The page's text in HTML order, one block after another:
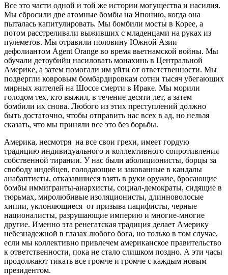
Все это части одной и той же истории могущества и насилия.
Мы сбросили две атомные бомбы на Японию, когда она
пыталась капитулировать. Мы бомбили мосты в Корее, а
потом расстреливали выживших с младенцами на руках из
пулеметов. Мы отравили половину Южной Азии
дефолиантом Agent Orange во время вьетнамской войны. Мы
обучали детоубийц насиловать монахинь в Центральной
Америке, а затем помогали им уйти от ответственности. Мы
подвергли ковровым бомбардировкам сотни тысяч убегающих
мирных жителей на Шоссе смерти в Ираке. Мы морили
голодом тех, кто выжил, в течение десяти лет, а затем
бомбили их снова. Любого из этих преступлений должно
быть достаточно, чтобы отправить нас всех в ад, но нельзя
сказать, что мы приняли все это без борьбы.
Америка, несмотря на все свои грехи, имеет гордую
традицию индивидуального и коллективного сопротивления
собственной тирании. У нас были аболиционисты, борцы за
свободу индейцев, голодающие и закованные в кандалы
анабаптисты, отказавшиеся взять в руки оружие, бросающие
бомбы иммигранты-анархисты, социал-демократы, сидящие в
тюрьмах, миролюбивые изоляционисты, длинноволосые
хиппи, уклоняющиеся от призыва пацифисты, черные
националисты, разрушающие империю и многие-многие
другие. Именно эта ренегатская традиция делает Америку
небезнадежной в глазах любого бога, но только в том случае,
если мы коллективно привлечем американское правительство
к ответственности, пока не стало слишком поздно. А эти часы
продолжают тикать все громче и громче с каждым новым
президентом.